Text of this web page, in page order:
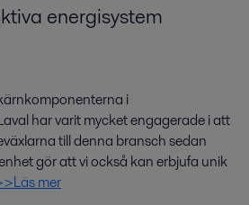
energisystem
i
har varit mycket engagerade i att
till denna bransch sedan
gör att vi också kan erbjufa unik
mer